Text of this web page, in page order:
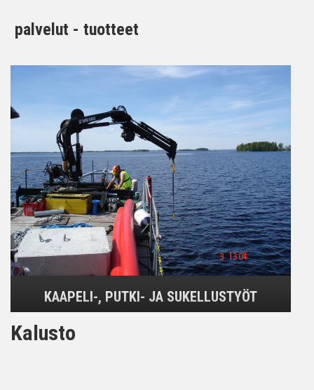
palvelut - tuotteet
KAAPELI-, PUTKI- JA SUKELLUSTYÖT
Kalusto